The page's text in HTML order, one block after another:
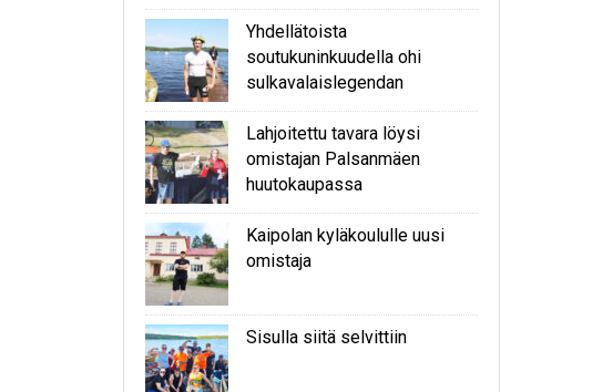
Yhdellätoista
soutukuninkuudella ohi
sulkavalaislegendan
Lahjoitettu tavara löysi
omistajan Palsanmäen
huutokaupassa
Kaipolan kyläkoululle uusi
omistaja
Sisulla siitä selvittiin